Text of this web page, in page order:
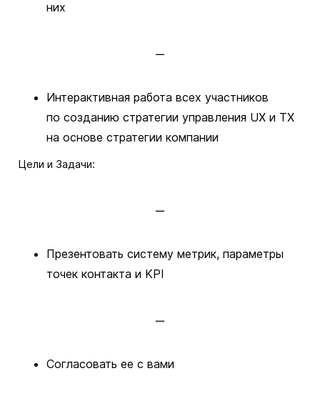
них
Интерактивная работа всех участников
по созданию стратегии управления UX и TX
на основе стратегии компании
Цели и Задачи:
Презентовать систему метрик, параметры
точек контакта и KPI
Согласовать ее с вами